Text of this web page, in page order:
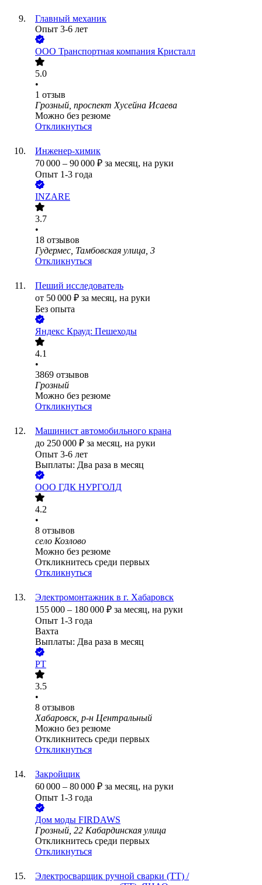
Главный механик
Опыт 3-6 лет
ООО Транспортная компания Кристалл
5.0
•
1 отзыв
Грозный, проспект Хусейна Исаева
Можно без резюме
Откликнуться
Инженер-химик
70 000 – 90 000 ₽ за месяц, на руки
Опыт 1-3 года
INZARE
3.7
•
18 отзывов
Гудермес, Тамбовская улица, 3
Откликнуться
Пеший исследователь
от 50 000 ₽ за месяц, на руки
Без опыта
Яндекс Крауд: Пешеходы
4.1
•
3869 отзывов
Грозный
Можно без резюме
Откликнуться
Машинист автомобильного крана
до 250 000 ₽ за месяц, на руки
Опыт 3-6 лет
Выплаты: Два раза в месяц
ООО ГДК НУРГОЛД
4.2
•
8 отзывов
село Козлово
Можно без резюме
Откликнитесь среди первых
Откликнуться
Электромонтажник в г. Хабаровск
155 000 – 180 000 ₽ за месяц, на руки
Опыт 1-3 года
Вахта
Выплаты: Два раза в месяц
РТ
3.5
•
8 отзывов
Хабаровск, р-н Центральный
Можно без резюме
Откликнитесь среди первых
Откликнуться
Закройщик
60 000 – 80 000 ₽ за месяц, на руки
Опыт 1-3 года
Дом моды FIRDAWS
Грозный, 22 Кабардинская улица
Откликнитесь среди первых
Откликнуться
Электросварщик ручной сварки (ТТ) /